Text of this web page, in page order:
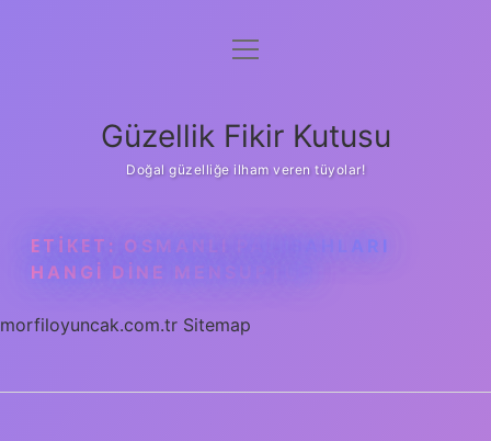
Anasayfa
Yasal Uyarı
menüyü
Güzellik Fikir Kutusu
Doğal güzelliğe ilham veren tüyolar!
ETIKET: OSMANLI PADIŞAHLARI
HANGI DINE MENSUPTUR
morfiloyuncak.com.tr Sitemap